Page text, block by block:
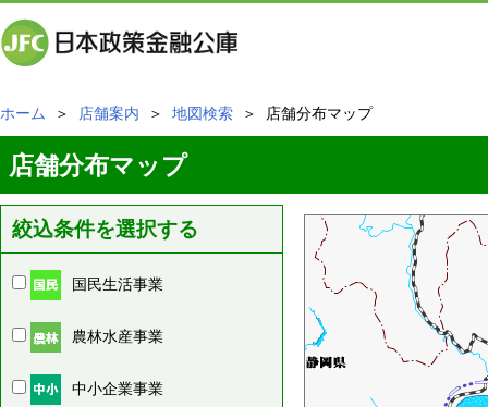
ホーム ＞ 店舗案内 ＞ 地図検索 ＞ 店舗分布マップ
店舗分布マップ
絞込条件を選択する
国民生活事業
農林水産事業
中小企業事業